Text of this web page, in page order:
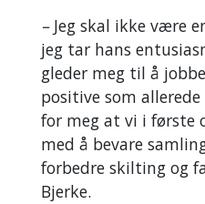
– Jeg skal ikke være
jeg tar hans
gleder meg til å
positive som
for meg at vi i første
med å bevare
forbedre skilting og
Bjerke.